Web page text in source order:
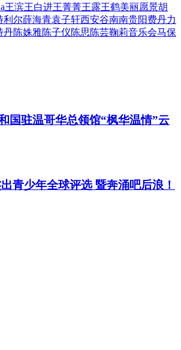
王滨王白进王菁菁王露王鹤美丽愿景胡
利尔薛海青袁子轩西安谷南南贵阳费丹力
丹陈姝雅陈子仪陈思陈芸鞠莉音乐会马保
国驻温哥华总领馆“枫华温情”云
青少年全球评选 暨奔涌吧后浪！